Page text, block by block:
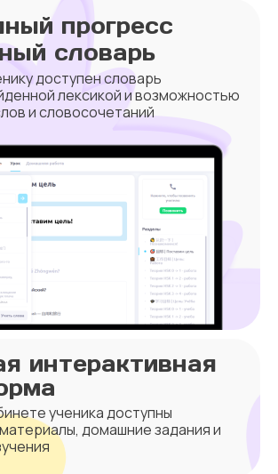
прогресс
словарь
доступен словарь
лексикой и возможностью
и словосочетаний
интерактивная
ученика доступны
домашние задания и